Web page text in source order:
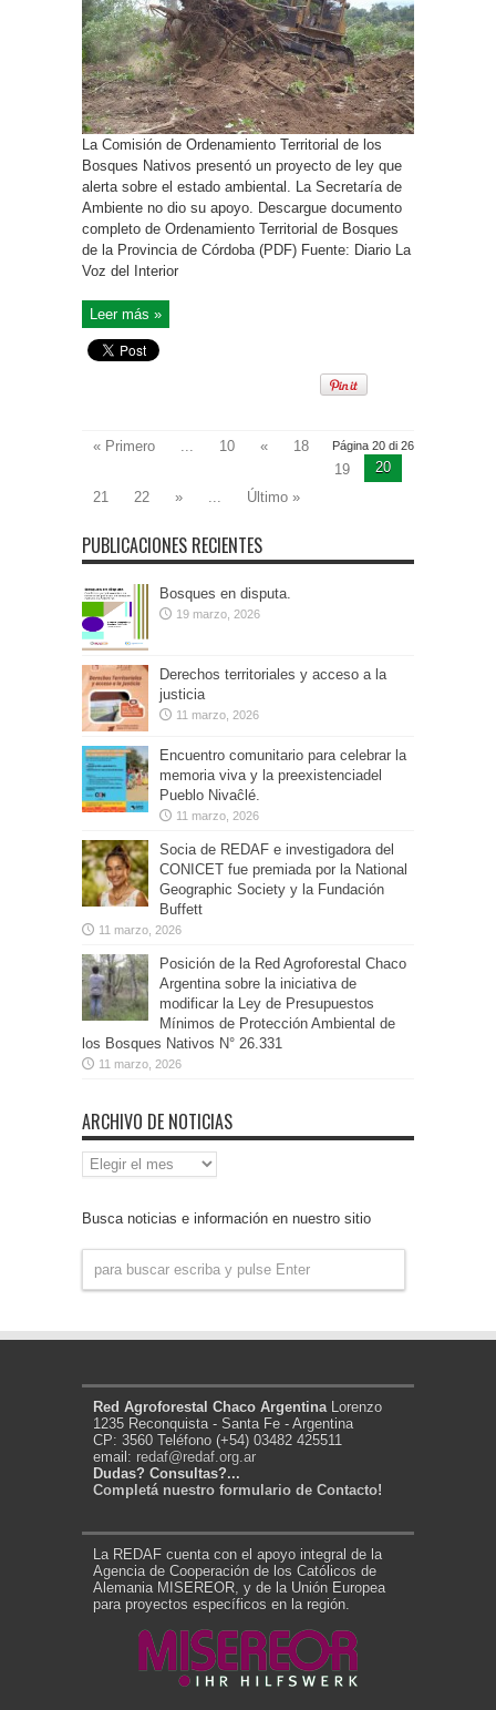
La Comisión de Ordenamiento Territorial de los
Bosques Nativos presentó un proyecto de ley que
alerta sobre el estado ambiental. La Secretaría de
Ambiente no dio su apoyo. Descargue documento
completo de Ordenamiento Territorial de Bosques
de la Provincia de Córdoba (PDF) Fuente: Diario La
Voz del Interior
Leer más »
Página 20 di 26
« Primero 10 «
18
19
20
21
22 » Último »
PUBLICACIONES RECIENTES
Bosques en disputa.
19 marzo, 2026
Derechos territoriales y acceso a la
justicia
11 marzo, 2026
Encuentro comunitario para celebrar la
memoria viva y la preexistenciadel
Pueblo Nivaĉlé.
11 marzo, 2026
Socia de REDAF e investigadora del
CONICET fue premiada por la National
Geographic Society y la Fundación
Buffett
11 marzo, 2026
Posición de la Red Agroforestal Chaco
Argentina sobre la iniciativa de
modificar la Ley de Presupuestos
Mínimos de Protección Ambiental de
los Bosques Nativos N° 26.331
11 marzo, 2026
ARCHIVO DE NOTICIAS
Archivo
de
Busca noticias e información en nuestro sitio
Red Agroforestal Chaco Argentina Lorenzo
1235 Reconquista - Santa Fe - Argentina
CP: 3560 Teléfono (+54) 03482 425511
email: redaf@redaf.org.ar
Dudas? Consultas?...
Completá nuestro formulario de Contacto!
La REDAF cuenta con el apoyo integral de la
Agencia de Cooperación de los Católicos de
Alemania MISEREOR, y de la Unión Europea
para proyectos específicos en la región.